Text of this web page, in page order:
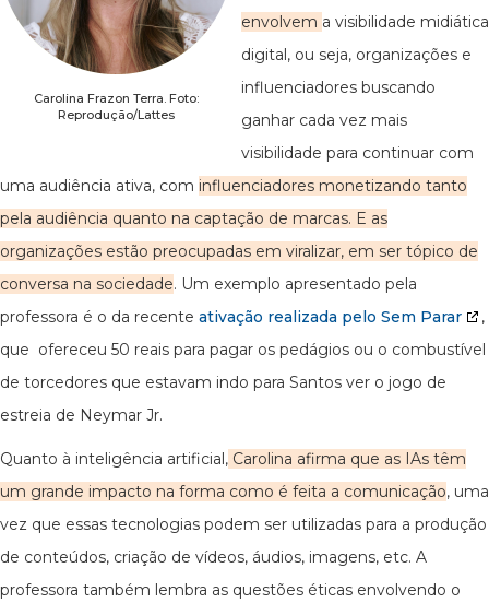
Carolina Frazon Terra. Foto:
Reprodução/Lattes
envolvem a visibilidade midiática
digital, ou seja, organizações e
influenciadores buscando
ganhar cada vez mais
visibilidade para continuar com
uma audiência ativa, com influenciadores monetizando tanto
pela audiência quanto na captação de marcas. E as
organizações estão preocupadas em viralizar, em ser tópico de
conversa na sociedade. Um exemplo apresentado pela
professora é o da recente ativação realizada pelo Sem Parar
,
que ofereceu 50 reais para pagar os pedágios ou o combustível
de torcedores que estavam indo para Santos ver o jogo de
estreia de Neymar Jr.
Quanto à inteligência artificial, Carolina afirma que as IAs têm
um grande impacto na forma como é feita a comunicação, uma
vez que essas tecnologias podem ser utilizadas para a produção
de conteúdos, criação de vídeos, áudios, imagens, etc. A
professora também lembra as questões éticas envolvendo o